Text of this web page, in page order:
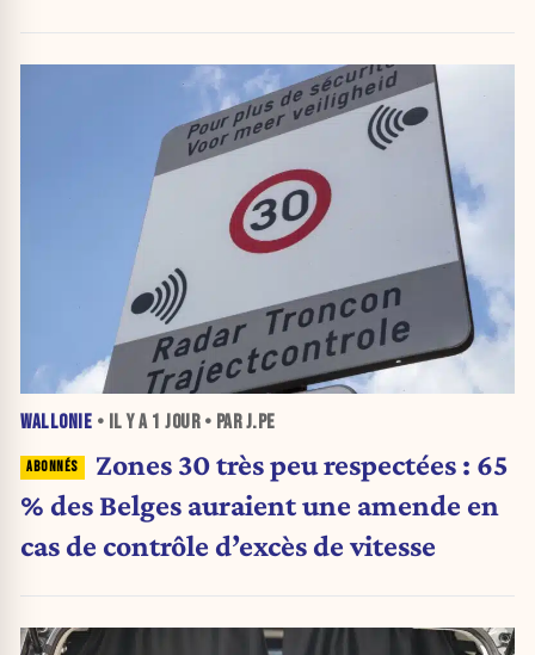
WALLONIE • IL Y A 1 JOUR• PAR J.PE
Zones 30 très peu respectées : 65
% des Belges auraient une amende en
cas de contrôle d’excès de vitesse